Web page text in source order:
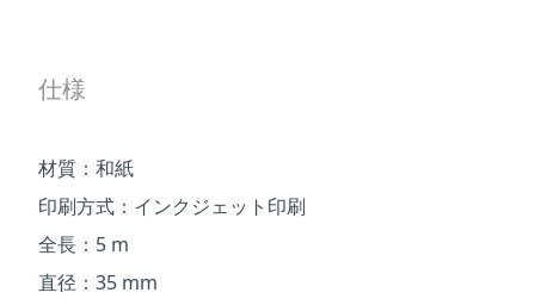
仕様
材質：和紙
印刷方式：インクジェット印刷
全長：5 m
直径：35 mm